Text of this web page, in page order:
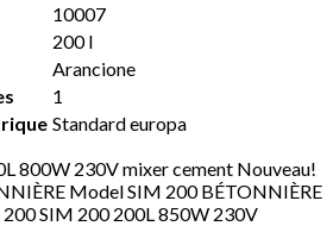
‎10007
‎200 l
‎Arancione
‎1
‎Standard europa
800W 230V mixer cement Nouveau!
Model SIM 200 BÉTONNIÈRE
SIM 200 200L 850W 230V